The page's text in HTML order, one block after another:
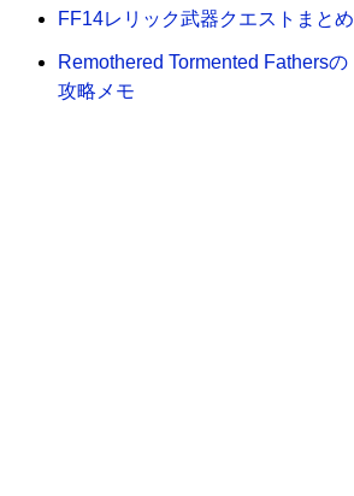
FF14レリック武器クエストまとめ
Remothered Tormented Fathersの
攻略メモ